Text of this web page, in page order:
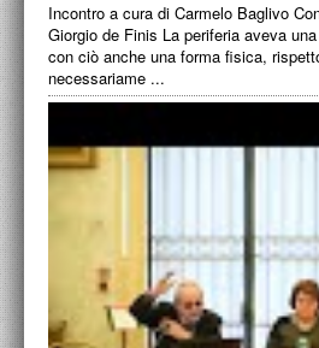
Incontro a cura di Carmelo Baglivo
Giorgio de Finis La periferia aveva
con ciò anche una forma fisica,
necessariame ...